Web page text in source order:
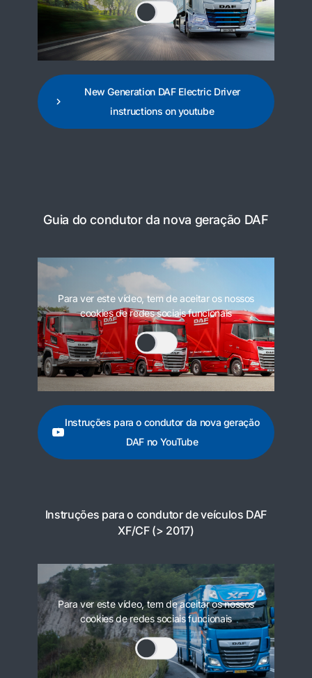
New Generation DAF Electric Driver
instructions on youtube
Guia do condutor da nova geração DAF
Para ver este vídeo, tem de aceitar os nossos
cookies de redes sociais funcionais
Instruções para o condutor da nova geração
DAF no YouTube
Instruções para o condutor de veículos DAF
XF/CF (> 2017)
Para ver este vídeo, tem de aceitar os nossos
cookies de redes sociais funcionais